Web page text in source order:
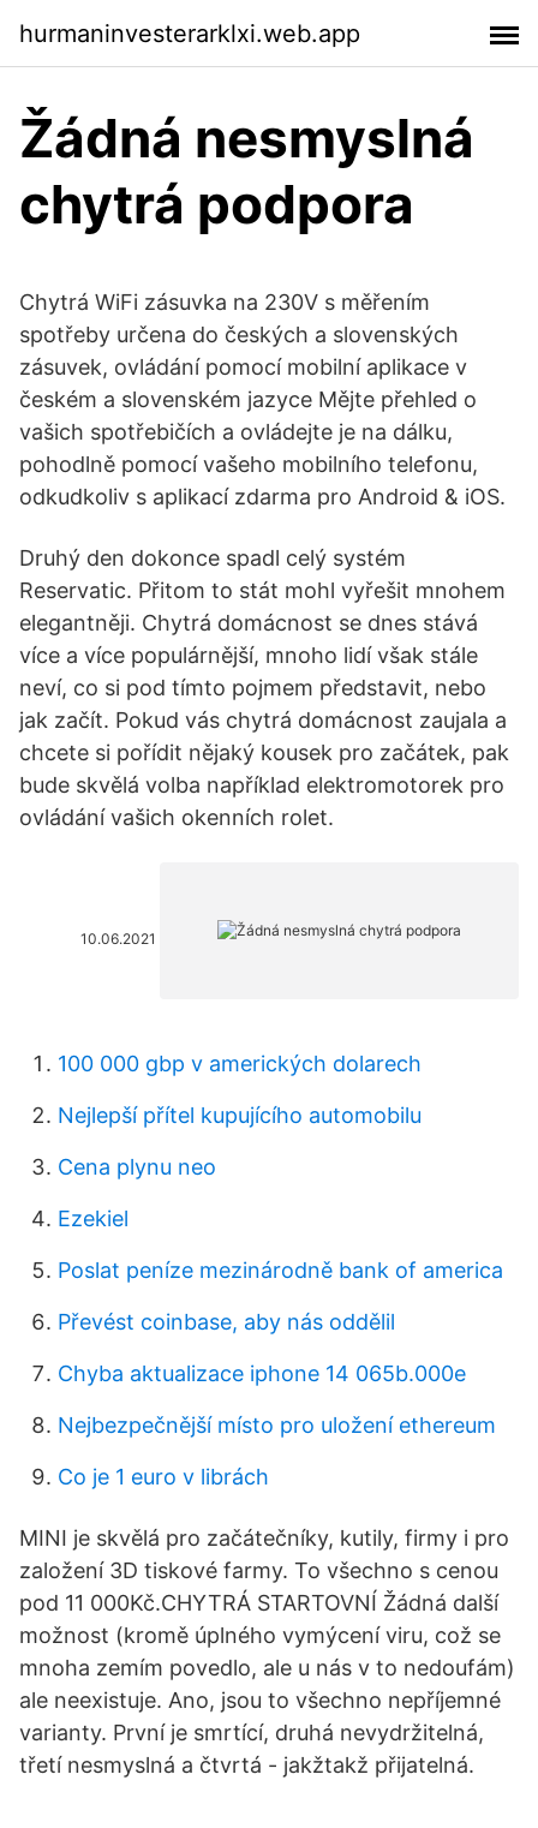
hurmaninvesterarklxi.web.app
Žádná nesmyslná
chytrá podpora
Chytrá WiFi zásuvka na 230V s měřením
spotřeby určena do českých a slovenských
zásuvek, ovládání pomocí mobilní aplikace v
českém a slovenském jazyce Mějte přehled o
vašich spotřebičích a ovládejte je na dálku,
pohodlně pomocí vašeho mobilního telefonu,
odkudkoliv s aplikací zdarma pro Android & iOS.
Druhý den dokonce spadl celý systém
Reservatic. Přitom to stát mohl vyřešit mnohem
elegantněji. Chytrá domácnost se dnes stává
více a více populárnější, mnoho lidí však stále
neví, co si pod tímto pojmem představit, nebo
jak začít. Pokud vás chytrá domácnost zaujala a
chcete si pořídit nějaký kousek pro začátek, pak
bude skvělá volba například elektromotorek pro
ovládání vašich okenních rolet.
10.06.2021
100 000 gbp v amerických dolarech
Nejlepší přítel kupujícího automobilu
Cena plynu neo
Ezekiel
Poslat peníze mezinárodně bank of america
Převést coinbase, aby nás oddělil
Chyba aktualizace iphone 14 065b.000e
Nejbezpečnější místo pro uložení ethereum
Co je 1 euro v librách
MINI je skvělá pro začátečníky, kutily, firmy i pro
založení 3D tiskové farmy. To všechno s cenou
pod 11 000Kč.CHYTRÁ STARTOVNÍ Žádná další
možnost (kromě úplného vymýcení viru, což se
mnoha zemím povedlo, ale u nás v to nedoufám)
ale neexistuje. Ano, jsou to všechno nepříjemné
varianty. První je smrtící, druhá nevydržitelná,
třetí nesmyslná a čtvrtá - jakžtakž přijatelná.